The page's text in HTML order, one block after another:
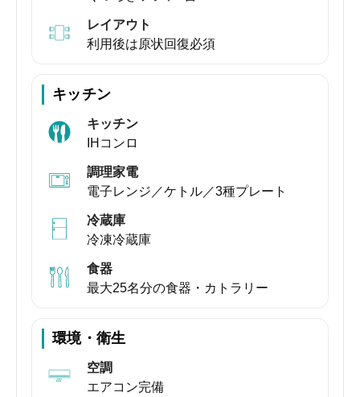
レイアウト
利用後は原状回復必須
キッチン
キッチン
IHコンロ
調理家電
電子レンジ／ケトル／3種プレート
冷蔵庫
冷凍冷蔵庫
食器
最大25名分の食器・カトラリー
環境・衛生
空調
エアコン完備